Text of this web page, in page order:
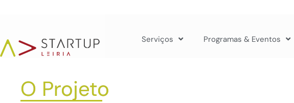
Serviços Programas & Eventos
O Projeto